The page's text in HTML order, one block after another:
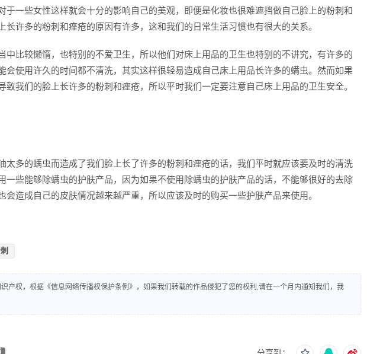
于一些女性这样就会十分的影响自己的美观，即便是化妆也很难遮挡做自己脸上的粉刺和
长许多的粉刺和痤疮的原因有许多，这和我们的日常生活习惯也有很大的关系。
中比较懒惰，也特别的不爱卫生，所以他们对床上用品的卫生也特别的不讲究，有许多的
会使用许久的时间都不清洗，其实这样很轻易造成自己床上用品长许多的螨虫。然而如果
致我们的脸上长许多的粉刺和痤疮，所以平时我们一定要注意自己床上用品的卫生安全。
太多的螨虫而造成了我们脸上长了许多的粉刺和痤疮的话，我们平时就应该要及时的清洗
一些能够除螨虫的护肤产品，因为如果不使用除螨虫的护肤产品的话，不能够很好的去除
会造成自己的皮肤情况越来越严重，所以应该及时的购买一些护肤产品来使用。
产权，根据《信息网络传播权保护条例》，如果我们转载的作品侵犯了您的权利,请在一个月内通知我们，我